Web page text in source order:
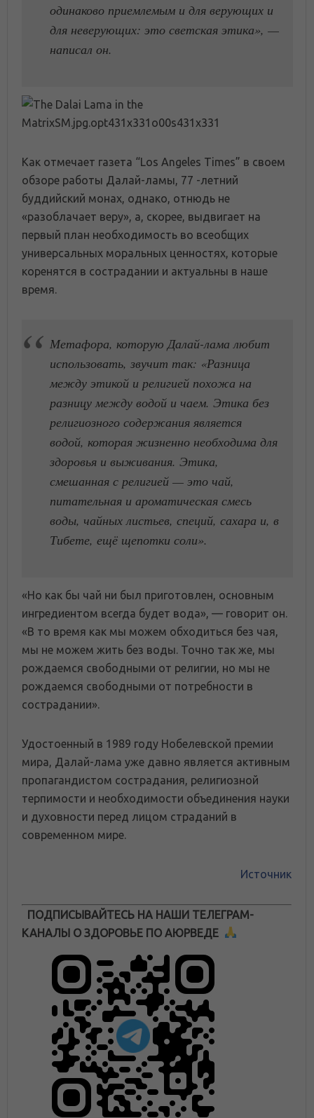
одинаково приемлемым и для верующих и
для неверующих: это светская этика», —
написал он.
Как отмечает газета “Los Angeles Times” в своем
обзоре работы Далай-ламы, 77 -летний
буддийский монах, однако, отнюдь не
«разоблачает веру», а, скорее, выдвигает на
первый план необходимость во всеобщих
универсальных моральных ценностях, которые
коренятся в сострадании и актуальны в наше
время.
Метафора, которую Далай-лама любит
использовать, звучит так: «Разница
между этикой и религией похожа на
разницу между водой и чаем. Этика без
религиозного содержания является
водой, которая жизненно необходима для
здоровья и выживания. Этика,
смешанная с религией — это чай,
питательная и ароматическая смесь
воды, чайных листьев, специй, сахара и, в
Тибете, ещё щепотки соли».
«Но как бы чай ни был приготовлен, основным
ингредиентом всегда будет вода», — говорит он.
«В то время как мы можем обходиться без чая,
мы не можем жить без воды. Точно так же, мы
рождаемся свободными от религии, но мы не
рождаемся свободными от потребности в
сострадании».
Удостоенный в 1989 году Нобелевской премии
мира, Далай-лама уже давно является активным
пропагандистом сострадания, религиозной
терпимости и необходимости объединения науки
и духовности перед лицом страданий в
современном мире.
Источник
ПОДПИСЫВАЙТЕСЬ НА НАШИ ТЕЛЕГРАМ-
КАНАЛЫ О ЗДОРОВЬЕ ПО АЮРВЕДЕ